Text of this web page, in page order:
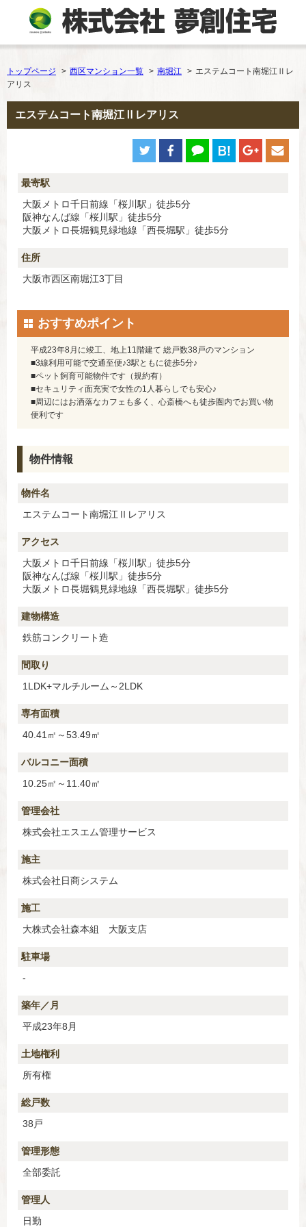
トップページ 西区マンション一覧 南堀江
エステムコート南堀江Ⅱレ
アリス
エステムコート南堀江Ⅱレアリス
最寄駅
大阪メトロ千日前線「桜川駅」徒歩5分
阪神なんば線「桜川駅」徒歩5分
大阪メトロ長堀鶴見緑地線「西長堀駅」徒歩5分
住所
大阪市西区南堀江3丁目
おすすめポイント
平成23年8月に竣工、地上11階建て 総戸数38戸のマンション
■3線利用可能で交通至便♪3駅ともに徒歩5分♪
■ペット飼育可能物件です（規約有）
■セキュリティ面充実で女性の1人暮らしでも安心♪
■周辺にはお洒落なカフェも多く、心斎橋へも徒歩圏内でお買い物
便利です
物件情報
物件名
エステムコート南堀江Ⅱレアリス
アクセス
大阪メトロ千日前線「桜川駅」徒歩5分
阪神なんば線「桜川駅」徒歩5分
大阪メトロ長堀鶴見緑地線「西長堀駅」徒歩5分
建物構造
鉄筋コンクリート造
間取り
1LDK+マルチルーム～2LDK
専有面積
40.41㎡～53.49㎡
バルコニー面積
10.25㎡～11.40㎡
管理会社
株式会社エスエム管理サービス
施主
株式会社日商システム
施工
大株式会社森本組 大阪支店
駐車場
-
築年／月
平成23年8月
土地権利
所有権
総戸数
38戸
管理形態
全部委託
管理人
日勤